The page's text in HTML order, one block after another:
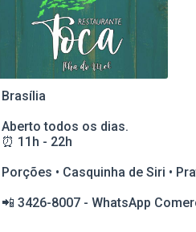
Brasília
Aberto todos os dias.
⏰ 11h - 22h
Porções • Casquinha de Siri •
📲 3426-8007 - WhatsApp